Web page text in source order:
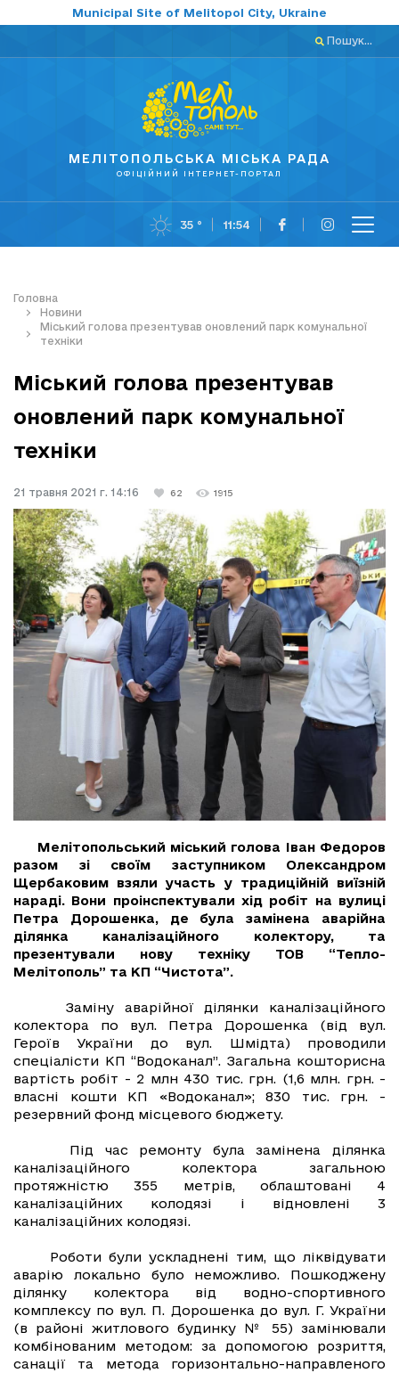
Municipal Site of Melitopol City, Ukraine
Пошук...
МЕЛІТОПОЛЬСЬКА МІСЬКА РАДА
ОФІЦІЙНИЙ ІНТЕРНЕТ-ПОРТАЛ
35 ° 11:54
Головна
Новини
Міський голова презентував оновлений парк комунальної
техніки
Міський голова презентував
оновлений парк комунальної
техніки
21 травня 2021 г. 14:16 62 1915
Мелітопольський міський голова Іван Федоров
разом зі своїм заступником Олександром
Щербаковим взяли участь у традиційній виїзній
нараді. Вони проінспектували хід робіт на вулиці
Петра Дорошенка, де була замінена аварійна
ділянка каналізаційного колектору, та
презентували нову техніку ТОВ “Тепло-
Мелітополь” та КП “Чистота”.
Заміну аварійної ділянки каналізаційного
колектора по вул. Петра Дорошенка (від вул.
Героїв України до вул. Шмідта) проводили
спеціалісти КП “Водоканал”. Загальна кошторисна
вартість робіт - 2 млн 430 тис. грн. (1,6 млн. грн. -
власні кошти КП «Водоканал»; 830 тис. грн. -
резервний фонд місцевого бюджету.
Під час ремонту була замінена ділянка
каналізаційного колектора загальною
протяжністю 355 метрів, облаштовані 4
каналізаційних колодязі і відновлені 3
каналізаційних колодязі.
Роботи були ускладнені тим, що ліквідувати
аварію локально було неможливо. Пошкоджену
ділянку колектора від водно-спортивного
комплексу по вул. П. Дорошенка до вул. Г. України
(в районі житлового будинку № 55) замінювали
комбінованим методом: за допомогою розриття,
санації та метода горизонтально-направленого